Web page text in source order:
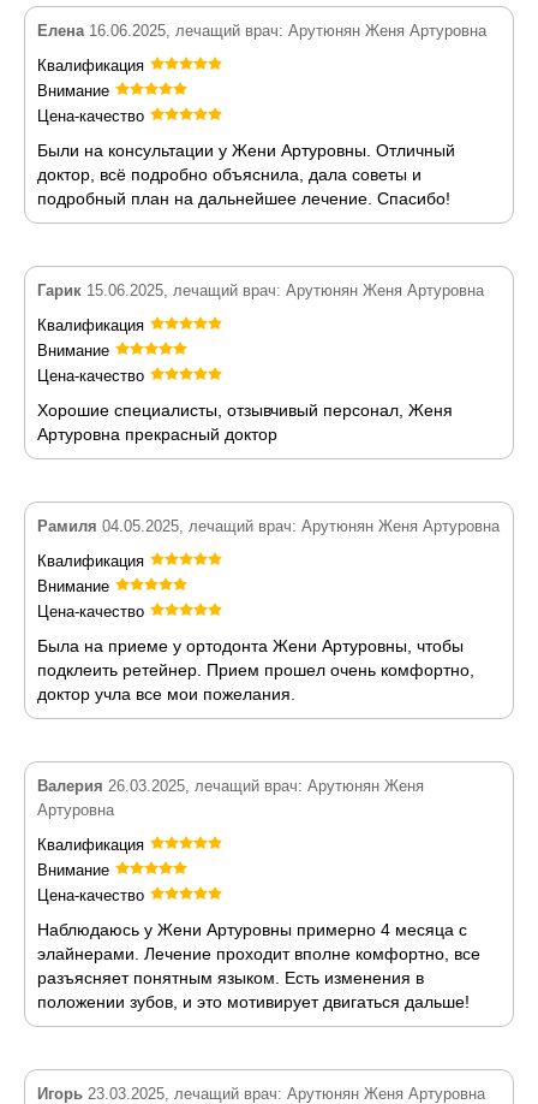
Елена16.06.2025, лечащий врач: Арутюнян Женя Артуровна
Квалификация
Внимание
Цена-качество
Были на консультации у Жени Артуровны. Отличный
доктор, всё подробно объяснила, дала советы и
подробный план на дальнейшее лечение. Спасибо!
Гарик 15.06.2025, лечащий врач: Арутюнян Женя Артуровна
Квалификация
Внимание
Цена-качество
Хорошие специалисты, отзывчивый персонал, Женя
Артуровна прекрасный доктор
Рамиля 04.05.2025, лечащий врач: Арутюнян Женя Артуровна
Квалификация
Внимание
Цена-качество
Была на приеме у ортодонта Жени Артуровны, чтобы
подклеить ретейнер. Прием прошел очень комфортно,
доктор учла все мои пожелания.
Валерия 26.03.2025, лечащий врач: Арутюнян Женя
Артуровна
Квалификация
Внимание
Цена-качество
Наблюдаюсь у Жени Артуровны примерно 4 месяца с
элайнерами. Лечение проходит вполне комфортно, все
разъясняет понятным языком. Есть изменения в
положении зубов, и это мотивирует двигаться дальше!
Игорь 23.03.2025, лечащий врач: Арутюнян Женя Артуровна